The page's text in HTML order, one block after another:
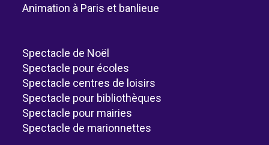
Animation à Paris et banlieue
Spectacle de Noël
Spectacle pour écoles
Spectacle centres de loisirs
Spectacle pour bibliothèques
Spectacle pour mairies
Spectacle de marionnettes